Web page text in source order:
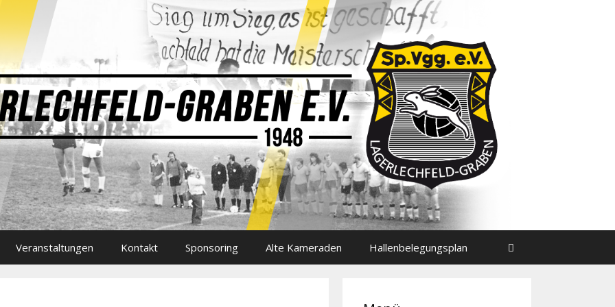
Veranstaltungen Kontakt Sponsoring Alte Kameraden Hallenbelegungsplan